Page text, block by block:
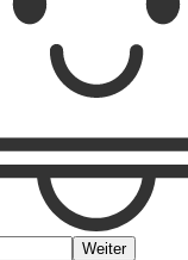
Weiter